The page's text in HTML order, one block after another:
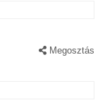
Megosztás